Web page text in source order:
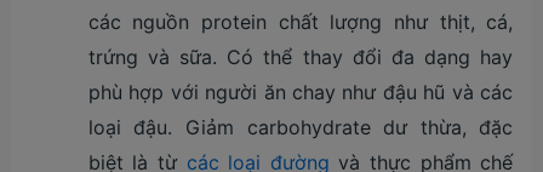
các nguồn protein chất lượng như thịt, cá,
trứng và sữa. Có thể thay đổi đa dạng hay
phù hợp với người ăn chay như đậu hũ và các
loại đậu. Giảm carbohydrate dư thừa, đặc
biệt là từ các loại đường và thực phẩm chế